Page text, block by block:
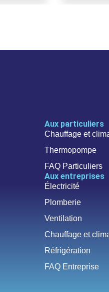
Aux particuliers
Chauffage et
Thermopompe
FAQ Particuliers
Aux entreprises
Électricité
Plomberie
Ventilation
Chauffage et
Réfrigération
FAQ Entreprise